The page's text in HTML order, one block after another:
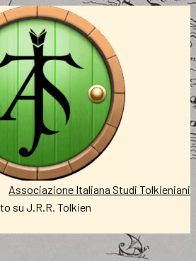
Associazione Italiana Studi Tolkieniani
su J.R.R. Tolkien